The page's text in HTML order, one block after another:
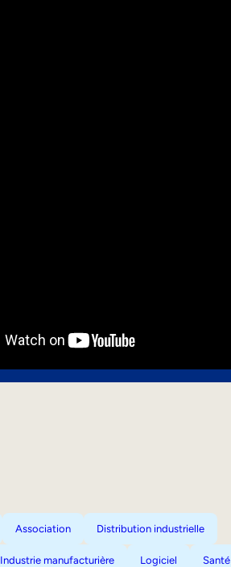
Association Distribution industrielle
Industrie manufacturière Logiciel Santé